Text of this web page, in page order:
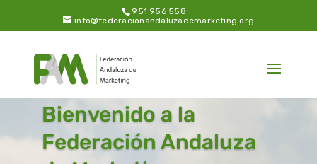
951 956 558
info@federacionandaluzademarketing.org
Bienvenido a la
Federación Andaluza